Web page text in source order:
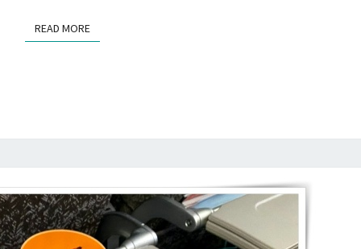
R
上
)
READ MORE